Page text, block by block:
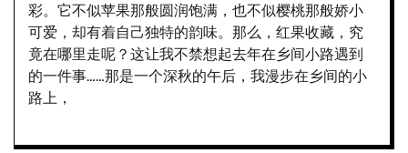
彩。它不似苹果那般圆润饱满，也不似樱桃那般娇小
可爱，却有着自己独特的韵味。那么，红果收藏，究
竟在哪里走呢？这让我不禁想起去年在乡间小路遇到
的一件事……那是一个深秋的午后，我漫步在乡间的小
路上，